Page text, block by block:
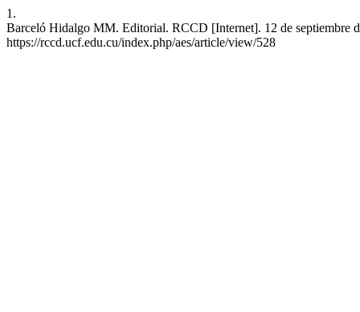
1.
Barceló Hidalgo MM. Editorial. RCCD [Internet]. 12 de septiembre
https://rccd.ucf.edu.cu/index.php/aes/article/view/528